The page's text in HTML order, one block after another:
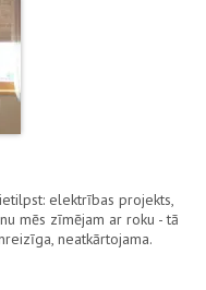
elektrības projekts,
mēs zīmējam ar roku - tā
neatkārtojama.